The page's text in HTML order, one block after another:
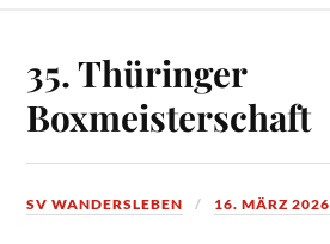
35. Thüringer
Boxmeisterschaft
SV WANDERSLEBEN 16. MÄRZ 2026